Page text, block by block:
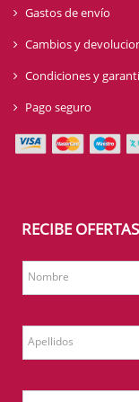
Gastos de envío
Cambios y
Condiciones y
Pago seguro
RECIBE
Nombre
Apellidos